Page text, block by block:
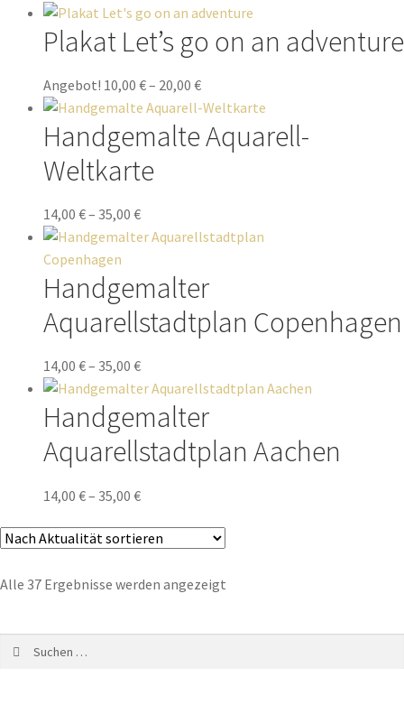
Plakat Let’s go on an adventure
Angebot! 10,00 €– 20,00 €
Handgemalte Aquarell-
Weltkarte
14,00 €– 35,00 €
Handgemalter
Aquarellstadtplan Copenhagen
14,00 €– 35,00 €
Handgemalter
Aquarellstadtplan Aachen
14,00 €– 35,00 €
Alle 37 Ergebnisse werden angezeigt